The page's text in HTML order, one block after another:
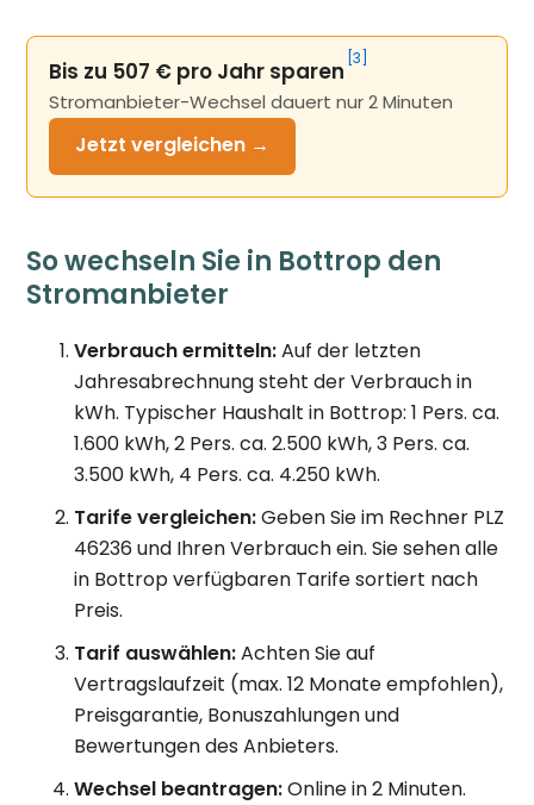
Bis zu 507 € pro Jahr sparen [3]
Stromanbieter-Wechsel dauert nur 2 Minuten
Jetzt vergleichen →
So wechseln Sie in Bottrop den
Stromanbieter
Verbrauch ermitteln:Auf der letzten
Jahresabrechnung steht der Verbrauch in
kWh. Typischer Haushalt in Bottrop: 1 Pers. ca.
1.600 kWh, 2 Pers. ca. 2.500 kWh, 3 Pers. ca.
3.500 kWh, 4 Pers. ca. 4.250 kWh.
Tarife vergleichen:Geben Sie im Rechner PLZ
46236 und Ihren Verbrauch ein. Sie sehen alle
in Bottrop verfügbaren Tarife sortiert nach
Preis.
Tarif auswählen:Achten Sie auf
Vertragslaufzeit (max. 12 Monate empfohlen),
Preisgarantie, Bonuszahlungen und
Bewertungen des Anbieters.
Wechsel beantragen:Online in 2 Minuten.